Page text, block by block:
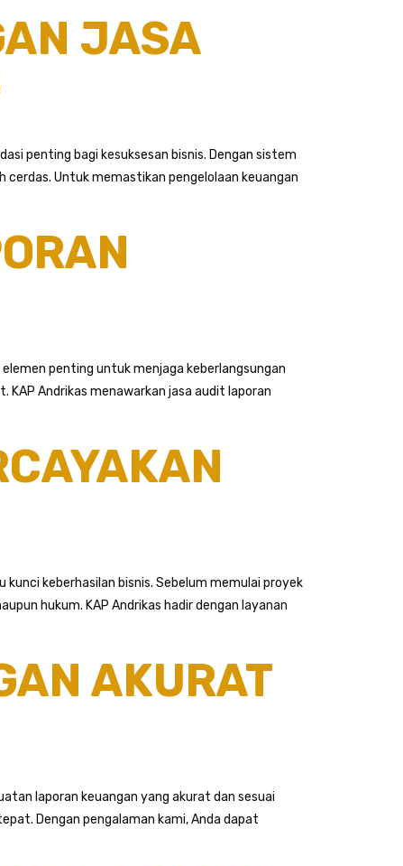
JASA
penting bagi kesuksesan bisnis. Dengan sistem
Untuk memastikan pengelolaan keuangan
elemen penting untuk menjaga keberlangsungan
KAP Andrikas menawarkan jasa audit laporan
kunci keberhasilan bisnis. Sebelum memulai proyek
hukum. KAP Andrikas hadir dengan layanan
AKURAT
laporan keuangan yang akurat dan sesuai
Dengan pengalaman kami, Anda dapat